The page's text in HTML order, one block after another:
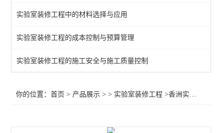
实验室装修工程中的材料选择与应用
实验室装修工程的成本控制与预算管理
实验室装修工程的施工安全与施工质量控制
你的位置：首页 > 产品展示 > > 实验室装修工程 >香洲实验室装修规范